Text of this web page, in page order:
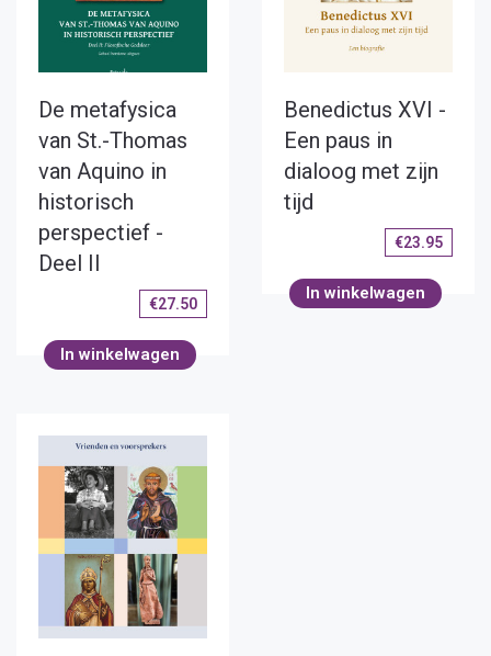
De metafysica
van St.-Thomas
van Aquino in
historisch
perspectief -
Deel II
€27.50
In winkelwagen
Benedictus XVI -
Een paus in
dialoog met zijn
tijd
€23.95
In winkelwagen